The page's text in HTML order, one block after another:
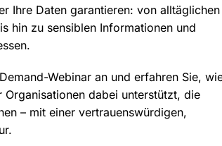
Ihre Daten garantieren: von alltäglichen
hin zu sensiblen Informationen und
Webinar an und erfahren Sie,
dabei unterstützt, die
– mit einer vertrauenswürdigen,